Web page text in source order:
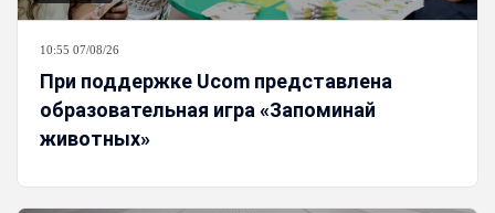
10:55 07/08/26
При поддержке Ucom представлена
образовательная игра «Запоминай
животных»